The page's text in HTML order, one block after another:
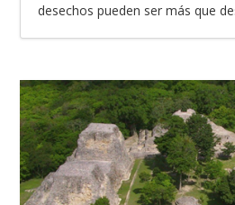
desechos pueden ser más que